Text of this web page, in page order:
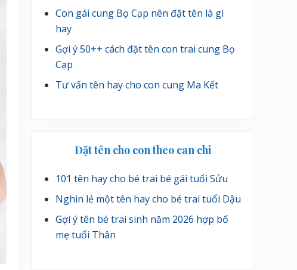
Con gái cung Bọ Cạp nên đặt tên là gì
hay
Gợi ý 50++ cách đặt tên con trai cung Bọ
Cạp
Tư vấn tên hay cho con cung Ma Kết
Đặt tên cho con theo can chi
101 tên hay cho bé trai bé gái tuổi Sửu
Nghìn lẻ một tên hay cho bé trai tuổi Dậu
Gợi ý tên bé trai sinh năm 2026 hợp bố
mẹ tuổi Thân